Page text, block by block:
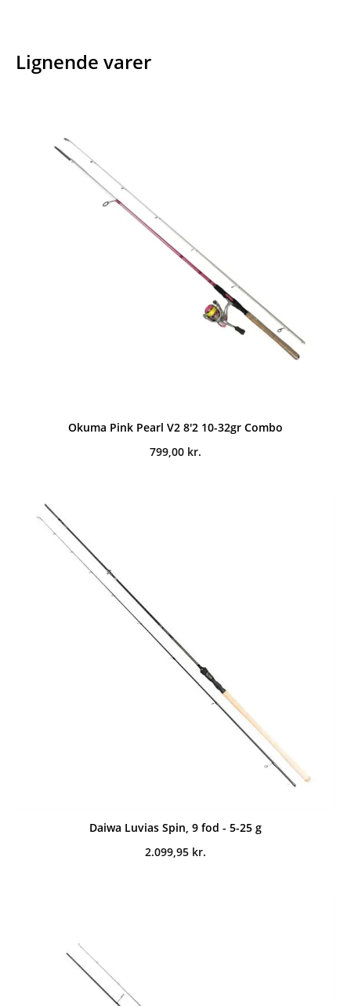
Lignende varer
Okuma Pink Pearl V2 8'2 10-32gr Combo
799,00 kr.
Daiwa Luvias Spin, 9 fod - 5-25 g
2.099,95 kr.